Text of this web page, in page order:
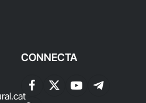
CONNECTA
Facebook
X
YouTubeTelegram